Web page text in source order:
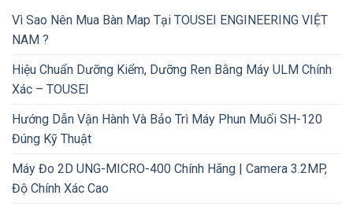
Vì Sao Nên Mua Bàn Map Tại TOUSEI ENGINEERING VIỆT
NAM ?
Hiệu Chuẩn Dưỡng Kiểm, Dưỡng Ren Bằng Máy ULM Chính
Xác – TOUSEI
Hướng Dẫn Vận Hành Và Bảo Trì Máy Phun Muối SH-120
Đúng Kỹ Thuật
Máy Đo 2D UNG-MICRO-400 Chính Hãng | Camera 3.2MP,
Độ Chính Xác Cao